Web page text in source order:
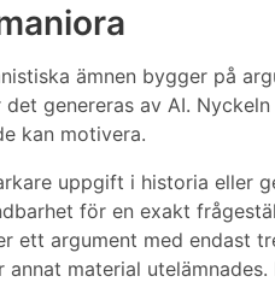
ämnen bygger på
det genereras av AI.
kan motivera.
uppgift i historia eller
för en exakt
ett argument med endast
annat material